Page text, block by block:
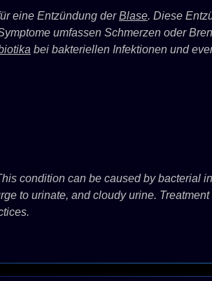
eine Entzündung derBlase. Diese
umfassen Schmerzen oder
bei bakteriellen Infektionen und
condition can be caused by bacterial
to urinate, and cloudy urine.